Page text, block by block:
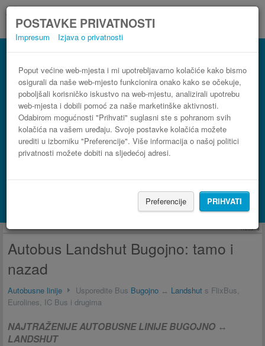
POSTAVKE PRIVATNOSTI
Impresum Izjava o privatnosti
Poput većine web-mjesta i mi upotrebljavamo kolačiće kako bismo
osigurali da naše web-mjesto funkcionira onako kako se očekuje,
poboljšali korisničko iskustvo na web-mjestu, analizirali upotrebu
web-mjesta i dobili pomoć za naše marketinške aktivnosti.
Odabirom mogućnosti "Prihvati" suglasni ste s pohranom svih
kolačića na vašem uređaju. Svoje postavke kolačića možete
urediti u izborniku "Preferencije". Više informacija o našoj politici
privatnosti možete dobiti na sljedećoj adresi.
Preferencije PRIHVATI
Autobus Bugojno Landshut
3 koraka do najpovoljnije autobusne karte
Potraži smještaj s Booking.com
Reklama
Autobus Landshut Bugojno: tamo i
nazad
Autobusne linije Usporedite Bus Bugojno ↔ Landshut s FlixBus,
Eurolines, IC Bus i drugima
NAJTRAŽENIJE AUTOBUSNE LINIJE BUGOJNO ↔
LANDSHUT